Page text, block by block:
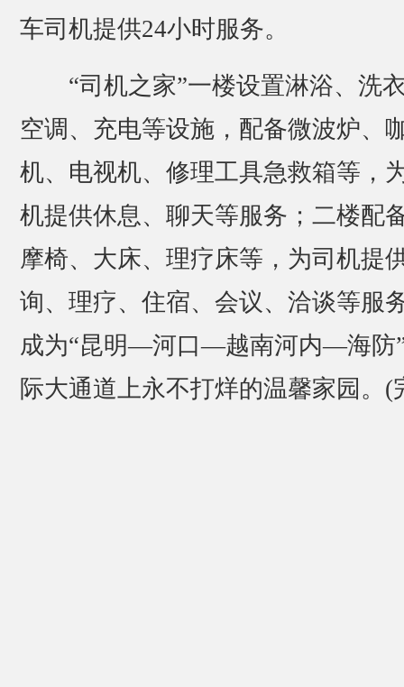
车司机提供24小时服务。
“司机之家”一楼设置淋浴、洗
空调、充电等设施，配备微波炉、
机、电视机、修理工具急救箱等，
机提供休息、聊天等服务；二楼配
摩椅、大床、理疗床等，为司机提
询、理疗、住宿、会议、洽谈等服
成为“昆明—河口—越南河内—海防
际大通道上永不打烊的温馨家园。(